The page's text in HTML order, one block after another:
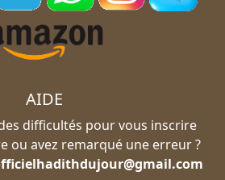
AIDE
difficultés pour vous inscrire
ou avez remarqué une erreur ?